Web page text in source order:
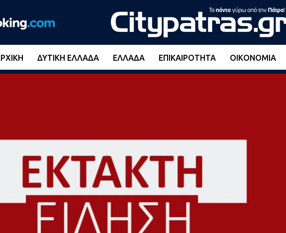
ΔΥΤΙΚΉ ΕΛΛΆΔΑ ΕΛΛΆΔΑ ΕΠΙΚΑΙΡΌΤΗΤΑ ΟΙΚΟΝΟΜΊΑ